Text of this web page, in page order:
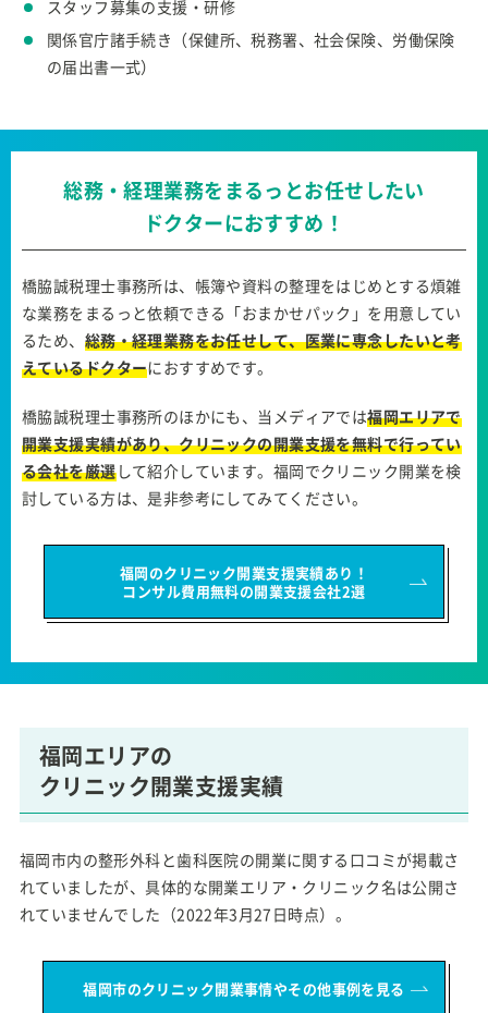
スタッフ募集の支援・研修
関係官庁諸手続き（保健所、税務署、社会保険、労働保険
の届出書一式）
総務・経理業務をまるっとお任せしたい
ドクターにおすすめ！
橋脇誠税理士事務所は、帳簿や資料の整理をはじめとする煩雑
な業務をまるっと依頼できる「おまかせパック」を用意してい
るため、 総務・経理業務をお任せして、医業に専念したいと考
えているドクターにおすすめです。
橋脇誠税理士事務所のほかにも、当メディアでは福岡エリアで
開業支援実績があり、クリニックの開業支援を無料で行ってい
る会社を厳選して紹介しています。福岡でクリニック開業を検
討している方は、是非参考にしてみてください。
福岡のクリニック開業支援実績あり！
コンサル費用無料の開業支援会社2選
福岡エリアの
クリニック開業支援実績
福岡市内の整形外科と歯科医院の開業に関する口コミが掲載さ
れていましたが、具体的な開業エリア・クリニック名は公開さ
れていませんでした（2022年3月27日時点）。
福岡市のクリニック開業事情やその他事例を見る